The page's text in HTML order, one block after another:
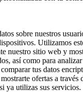
sobre nuestros
Utilizamos
nuestro sitio web y
así como para
tus datos
ofertas a través
ya utilizas sus servicios.